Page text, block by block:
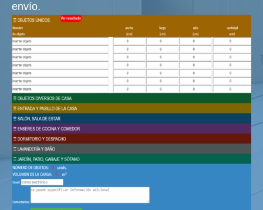
envío.